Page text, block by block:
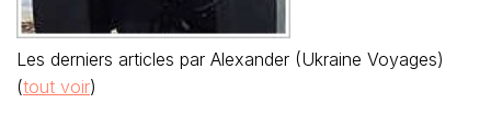
Les derniers articles par Alexander (Ukraine Voyages)
(tout voir)